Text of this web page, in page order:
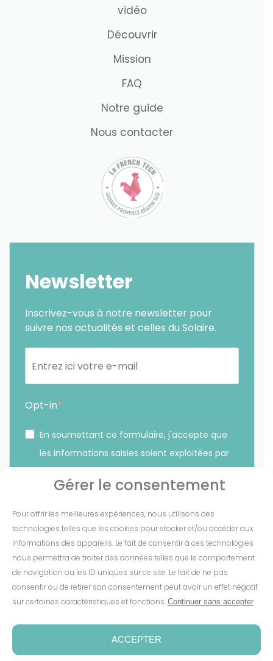
Gérer le consentement
Pour offrir les meilleures expériences, nous utilisons des
technologies telles que les cookies pour stocker et/ou accéder aux
informations des appareils. Le fait de consentir à ces technologies
nous permettra de traiter des données telles que le comportement
de navigation ou les ID uniques sur ce site. Le fait de ne pas
consentir ou de retirer son consentement peut avoir un effet négatif
sur certaines caractéristiques et fonctions. Continuer sans accepter
ACCEPTER
vidéo
Découvrir
Mission
FAQ
Notre guide
Nous contacter
Newsletter
Inscrivez-vous à notre newsletter pour
suivre nos actualités et celles du Solaire.
Opt-in
En soumettant ce formulaire, j'accepte que
les informations saisies soient exploitées par
sur le lien présent dans nos emails.
S'INSCRIRE
Conditions de garantie-Espace presse